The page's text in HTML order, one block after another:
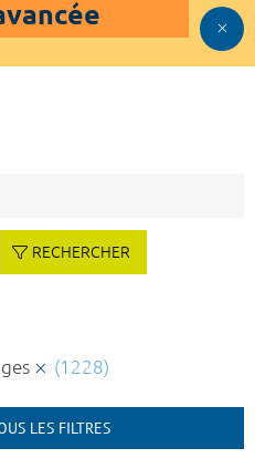
RECHERCHER
(1228)
LES FILTRES